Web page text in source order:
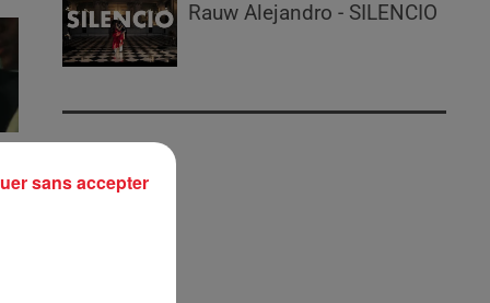
Rauw Alejandro - SILENCIO
sans accepter